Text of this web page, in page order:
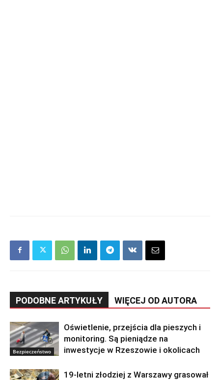
PODOBNE ARTYKUŁY WIĘCEJ OD AUTORA
Bezpieczeństwo
Oświetlenie, przejścia dla pieszych i
monitoring. Są pieniądze na
inwestycje w Rzeszowie i okolicach
19-letni złodziej z Warszawy grasował